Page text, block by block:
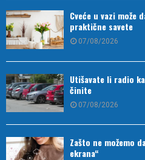
Cveće u vazi može
praktične savete
07/08/2026
Utišavate li radio
činite
07/08/2026
Zašto ne možemo
ekrana“